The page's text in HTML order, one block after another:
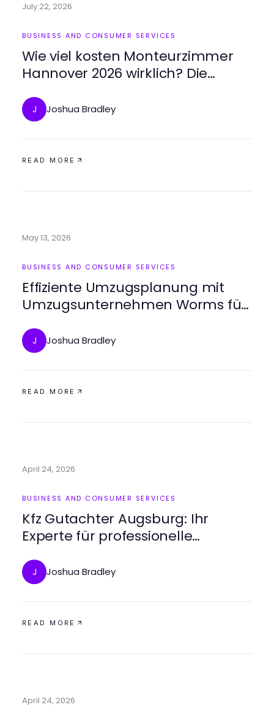
July 22, 2026
BUSINESS AND CONSUMER SERVICES
Wie viel kosten Monteurzimmer
Hannover 2026 wirklich? Die
Geschäftsreisende
J Joshua Bradley
READ MORE
May 13, 2026
BUSINESS AND CONSUMER SERVICES
Effiziente Umzugsplanung mit
Umzugsunternehmen Worms für
J Joshua Bradley
READ MORE
April 24, 2026
BUSINESS AND CONSUMER SERVICES
Kfz Gutachter Augsburg: Ihr
Experte für professionelle
J Joshua Bradley
READ MORE
April 24, 2026